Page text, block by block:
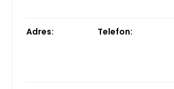
Adres: Telefon: